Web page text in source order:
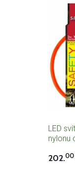
LED
nylonu
202.00